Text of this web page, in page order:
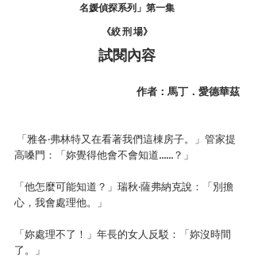
名媛偵探系列」第一集
《絞 刑 場》
試閱內容
作者：馬丁．愛德華茲
高嗓門：「妳覺得他會不會知道……？」
「他怎麼可能知道？」瑞秋‧薩弗納克說：「別擔
心，我會處理他。」
「妳處理不了！」年長的女人反駁：「妳沒時間
了。」